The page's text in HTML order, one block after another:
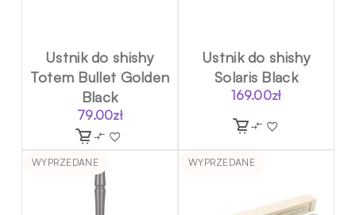
Ustnik do shishy
Totem Bullet Golden
Black
79.00zł
Ustnik do shishy
Solaris Black
169.00zł
WYPRZEDANE WYPRZEDANE